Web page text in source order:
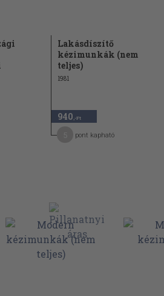
Díszítő mintasorok
Lakásdíszítő
kézimunkák (nem
teljes)
1981
940 ,-Ft
pont kapható